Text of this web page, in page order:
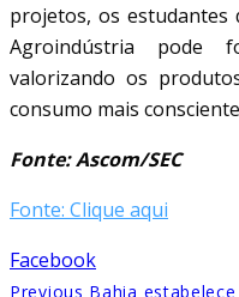
projetos, os estudantes
Agroindústria pode
valorizando os
consumo mais
Fonte: Ascom/SEC
Fonte: Clique aqui
Facebook
Previous Bahia